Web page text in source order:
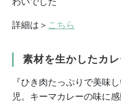
詳細は＞ こちら
素材を生かしたカ
『ひき肉たっぷりで美味
児。キーマカレーの味に